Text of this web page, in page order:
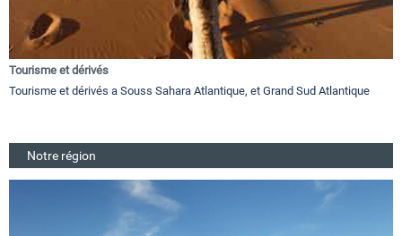
Tourisme et dérivés
Tourisme et dérivés a Souss Sahara Atlantique, et Grand Sud Atlantique
Notre région